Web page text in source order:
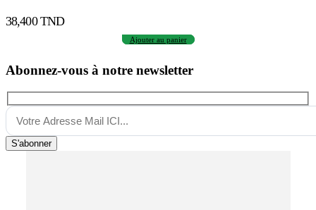
38,400TND
Ajouter au panier
Abonnez-vous à notre newsletter
S'abonner